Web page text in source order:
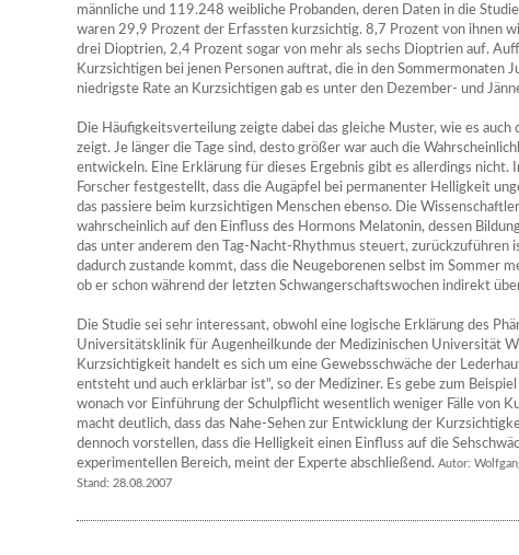
männliche und 119.248 weibliche Probanden, deren Daten in die
waren 29,9 Prozent der Erfassten kurzsichtig. 8,7 Prozent von ihnen
drei Dioptrien, 2,4 Prozent sogar von mehr als sechs Dioptrien auf.
Kurzsichtigen bei jenen Personen auftrat, die in den Sommermonaten
niedrigste Rate an Kurzsichtigen gab es unter den Dezember- und
Die Häufigkeitsverteilung zeigte dabei das gleiche Muster, wie es auch
zeigt. Je länger die Tage sind, desto größer war auch die
entwickeln. Eine Erklärung für dieses Ergebnis gibt es allerdings nicht.
Forscher festgestellt, dass die Augäpfel bei permanenter Helligkeit
das passiere beim kurzsichtigen Menschen ebenso. Die
wahrscheinlich auf den Einfluss des Hormons Melatonin, dessen
das unter anderem den Tag-Nacht-Rhythmus steuert, zurückzuführen
dadurch zustande kommt, dass die Neugeborenen selbst im Sommer
ob er schon während der letzten Schwangerschaftswochen indirekt
Die Studie sei sehr interessant, obwohl eine logische Erklärung des
Universitätsklinik für Augenheilkunde der Medizinischen Universität
Kurzsichtigkeit handelt es sich um eine Gewebsschwäche der
entsteht und auch erklärbar ist", so der Mediziner. Es gebe zum
wonach vor Einführung der Schulpflicht wesentlich weniger Fälle von
macht deutlich, dass das Nahe-Sehen zur Entwicklung der
dennoch vorstellen, dass die Helligkeit einen Einfluss auf die
experimentellen Bereich, meint der Experte abschließend. Autor:
Stand: 28.08.2007